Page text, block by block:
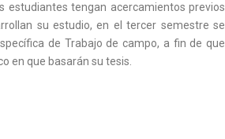
estudiantes tengan acercamientos previos
su estudio, en el tercer semestre se
de Trabajo de campo, a fin de que
en que basarán su tesis.